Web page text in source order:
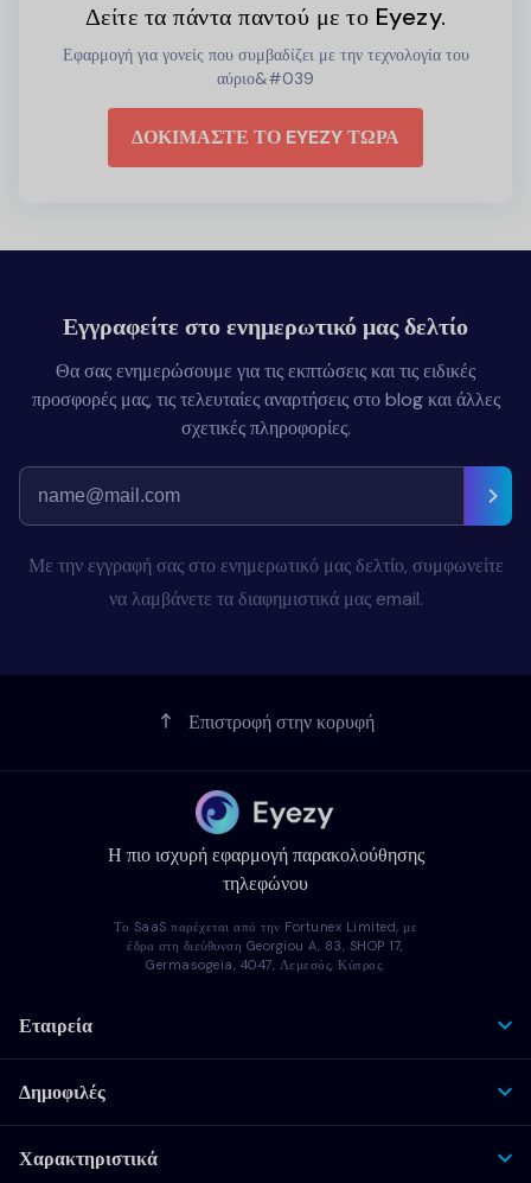
Δείτε τα πάντα παντού με το Eyezy.
Εφαρμογή για γονείς που συμβαδίζει με την τεχνολογία του
αύριο&#039
ΔΟΚΙΜΑΣΤΕ ΤΟ EYEZY ΤΩΡΑ
Εγγραφείτε στο ενημερωτικό μας δελτίο
Θα σας ενημερώσουμε για τις εκπτώσεις και τις ειδικές
προσφορές μας, τις τελευταίες αναρτήσεις στο blog και άλλες
σχετικές πληροφορίες.
Με την εγγραφή σας στο ενημερωτικό μας δελτίο, συμφωνείτε
να λαμβάνετε τα διαφημιστικά μας email.
Επιστροφή στην κορυφή
Η πιο ισχυρή εφαρμογή παρακολούθησης
τηλεφώνου
Το SaaS παρέχεται από την Fortunex Limited, με
έδρα στη διεύθυνση Georgiou A, 83, SHOP 17,
Germasogeia, 4047, Λεμεσός, Κύπρος.
Εταιρεία
Δημοφιλές
Χαρακτηριστικά